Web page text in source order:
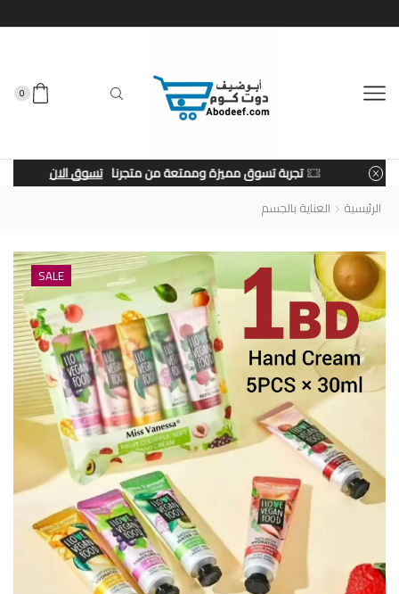
0
تجربة تسوق مميزة وممتعة من متجرنا تسوق الان
الرئيسية العناية بالجسم
SALE